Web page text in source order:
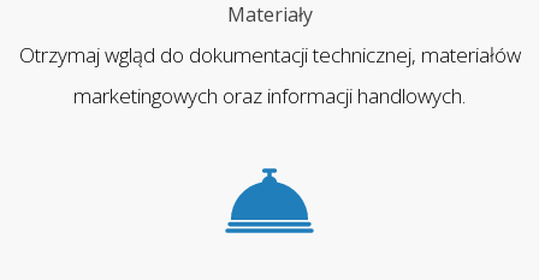
Materiały
Otrzymaj wgląd do dokumentacji technicznej, materiałów
marketingowych oraz informacji handlowych.